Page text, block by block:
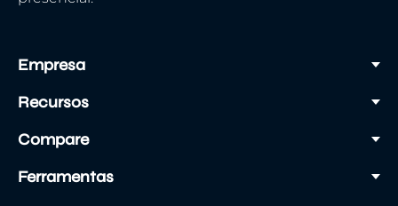
Empresa
Recursos
Compare
Ferramentas